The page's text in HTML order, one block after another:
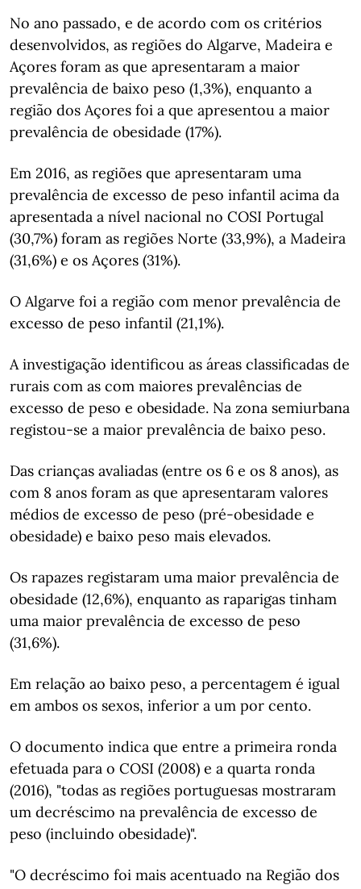
No ano passado, e de acordo com os critérios
desenvolvidos, as regiões do Algarve, Madeira e
Açores foram as que apresentaram a maior
prevalência de baixo peso (1,3%), enquanto a
região dos Açores foi a que apresentou a maior
prevalência de obesidade (17%).
Em 2016, as regiões que apresentaram uma
prevalência de excesso de peso infantil acima da
apresentada a nível nacional no COSI Portugal
(30,7%) foram as regiões Norte (33,9%), a Madeira
(31,6%) e os Açores (31%).
O Algarve foi a região com menor prevalência de
excesso de peso infantil (21,1%).
A investigação identificou as áreas classificadas de
rurais com as com maiores prevalências de
excesso de peso e obesidade. Na zona semiurbana
registou-se a maior prevalência de baixo peso.
Das crianças avaliadas (entre os 6 e os 8 anos), as
com 8 anos foram as que apresentaram valores
médios de excesso de peso (pré-obesidade e
obesidade) e baixo peso mais elevados.
Os rapazes registaram uma maior prevalência de
obesidade (12,6%), enquanto as raparigas tinham
uma maior prevalência de excesso de peso
(31,6%).
Em relação ao baixo peso, a percentagem é igual
em ambos os sexos, inferior a um por cento.
O documento indica que entre a primeira ronda
efetuada para o COSI (2008) e a quarta ronda
(2016), "todas as regiões portuguesas mostraram
um decréscimo na prevalência de excesso de
peso (incluindo obesidade)".
"O decréscimo foi mais acentuado na Região dos